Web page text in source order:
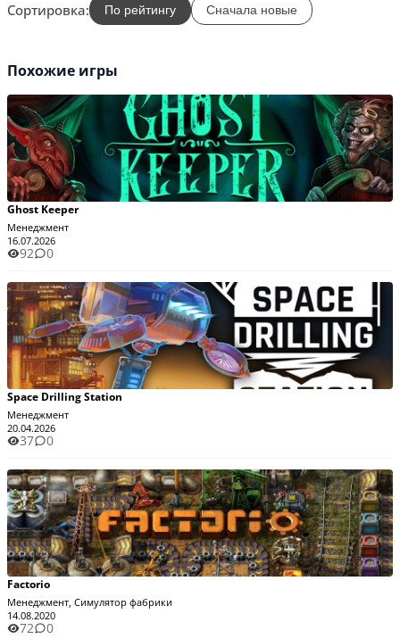
Сортировка: По рейтингу Сначала новые
Похожие игры
Ghost Keeper
Менеджмент
16.07.2026
92 0
Space Drilling Station
Менеджмент
20.04.2026
37 0
Factorio
Менеджмент, Симулятор фабрики
14.08.2020
72 0